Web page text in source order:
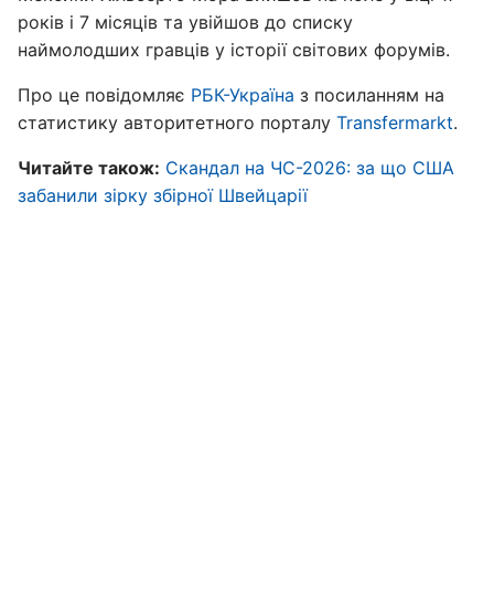
років і 7 місяців та увійшов до списку
наймолодших гравців у історії світових форумів.
Про це повідомляє РБК-Україна з посиланням на
статистику авторитетного порталу Transfermarkt.
Читайте також: Скандал на ЧС-2026: за що США
забанили зірку збірної Швейцарії